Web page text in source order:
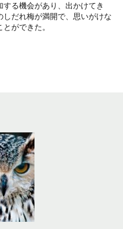
る機会があり、出かけてき
しだれ梅が満開で、思いがけな
ができた。